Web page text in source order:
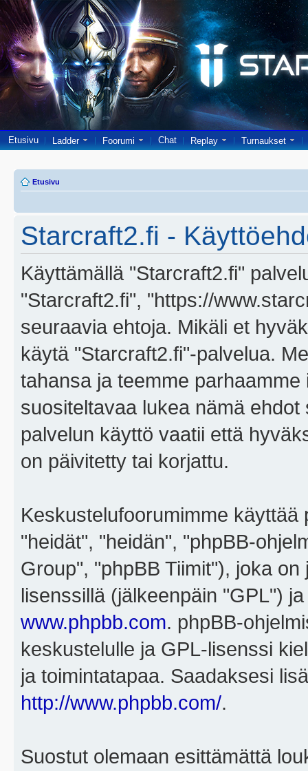
Etusivu Ladder Foorumi Chat Replay Turnaukset
Etusivu
Starcraft2.fi -
Käyttämällä "Starcraft2.fi"
"Starcraft2.fi", "https://
seuraavia ehtoja. Mikäli et
käytä "Starcraft2.fi"-palvelua.
tahansa ja teemme
suositeltavaa lukea nämä
palvelun käyttö vaatii että
on päivitetty tai korjattu.
Keskustelufoorumimme
"heidät", "heidän", "phpBB-
Group", "phpBB Tiimit"), joka on
lisenssillä (jälkeenpäin "GPL")
www.phpbb.com. phpBB-
keskustelulle ja GPL-lisenssi
ja toimintatapaa. Saadaksesi
http://www.phpbb.com/.
Suostut olemaan esittämättä